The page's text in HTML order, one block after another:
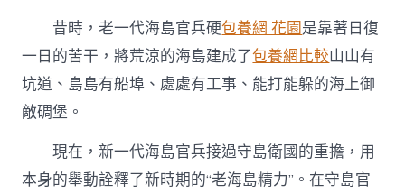
昔時，老一代海島官兵硬包養網 花園是靠著日復
一日的苦干，將荒涼的海島建成了包養網比較山山有
坑道、島島有船埠、處處有工事、能打能躲的海上御
敵碉堡。
現在，新一代海島官兵接過守島衛國的重擔，用
本身的舉動詮釋了新時期的“老海島精力”。在守島官